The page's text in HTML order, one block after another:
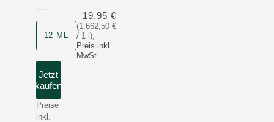
12 ML
(1.662,50 €
/ 1 l),
Preis inkl.
MwSt.
19,95 €
Jetzt
kaufen
Preise
inkl.